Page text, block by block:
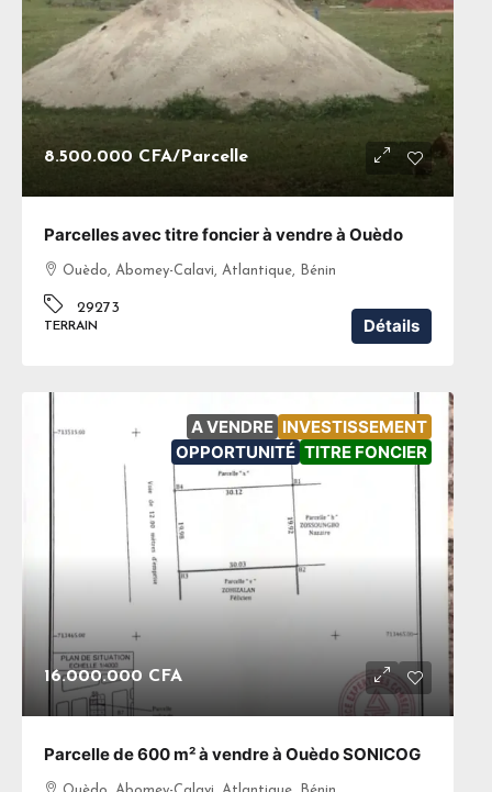
8.500.000 CFA/Parcelle
Parcelles avec titre foncier à vendre à Ouèdo
Ouèdo, Abomey-Calavi, Atlantique, Bénin
29273
TERRAIN Détails
A VENDRE INVESTISSEMENT
OPPORTUNITÉ TITRE FONCIER
16.000.000 CFA
Parcelle de 600 m² à vendre à Ouèdo SONICOG